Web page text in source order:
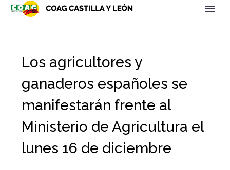
Los agricultores y
ganaderos españoles se
manifestarán frente al
Ministerio de Agricultura el
lunes 16 de diciembre